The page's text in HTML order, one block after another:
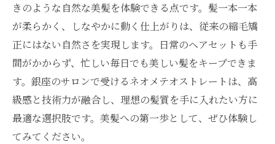
東京都中央区で話題のネオメテオストレー
ト活用法
銀座で美髪を目指すための髪質改善施術選
び
髪の悩みを解決するネオメテオストレート活用
術
パサつきやうねりにネオメテオストレート
きのような自然な美髪を体験できる点です。髪一本一本
が柔らかく、しなやかに動く仕上がりは、従来の縮毛矯
正にはない自然さを実現します。日常のヘアセットも手
間がかからず、忙しい毎日でも美しい髪をキープできま
す。銀座のサロンで受けるネオメテオストレートは、高
級感と技術力が融合し、理想の髪質を手に入れたい方に
最適な選択肢です。美髪への第一歩として、ぜひ体験し
てみてください。